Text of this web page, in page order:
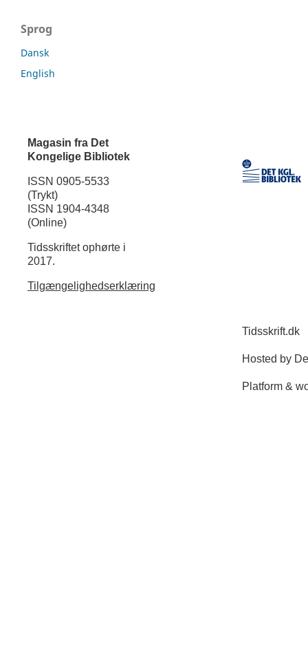
Sprog
Dansk
English
Magasin fra Det
Kongelige Bibliotek
ISSN 0905-5533
(Trykt)
ISSN 1904-4348
(Online)
Tidsskriftet ophørte i
2017.
Tilgængelighedserklæring